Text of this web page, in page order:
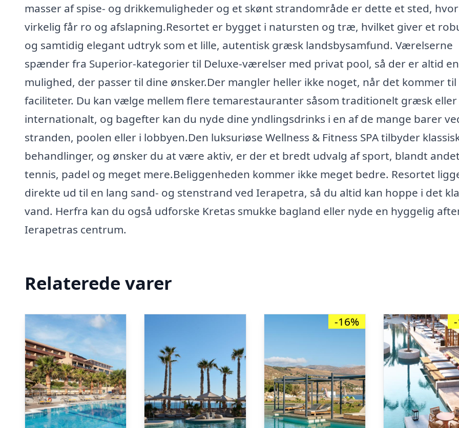
masser af spise- og drikkemuligheder og et skønt strandområde er dette et sted,
virkelig får ro og afslapning.Resortet er bygget i natursten og træ, hvilket giver et
og samtidig elegant udtryk som et lille, autentisk græsk landsbysamfund. Værelserne
spænder fra Superior-kategorier til Deluxe-værelser med privat pool, så der er altid en
mulighed, der passer til dine ønsker.Der mangler heller ikke noget, når det kommer til
faciliteter. Du kan vælge mellem flere temarestauranter såsom traditionelt græsk eller
internationalt, og bagefter kan du nyde dine yndlingsdrinks i en af de mange barer
stranden, poolen eller i lobbyen.Den luksuriøse Wellness & Fitness SPA tilbyder
behandlinger, og ønsker du at være aktiv, er der et bredt udvalg af sport, blandt andet
tennis, padel og meget mere.Beliggenheden kommer ikke meget bedre. Resortet
direkte ud til en lang sand- og stenstrand ved Ierapetra, så du altid kan hoppe i det
vand. Herfra kan du også udforske Kretas smukke bagland eller nyde en hyggelig
Ierapetras centrum.
Relaterede varer
-16%